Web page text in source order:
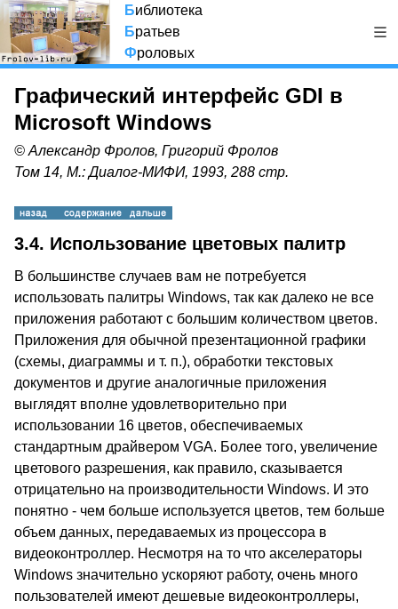
Библиотека
Братьев
Фроловых
Графический интерфейс GDI в
Microsoft Windows
© Александр Фролов, Григорий Фролов
Том 14, М.: Диалог-МИФИ, 1993, 288 стр.
3.4. Использование цветовых палитр
В большинстве случаев вам не потребуется
использовать палитры Windows, так как далеко не все
приложения работают с большим количеством цветов.
Приложения для обычной презентационной графики
(схемы, диаграммы и т. п.), обработки текстовых
документов и другие аналогичные приложения
выглядят вполне удовлетворительно при
использовании 16 цветов, обеспечиваемых
стандартным драйвером VGA. Более того, увеличение
цветового разрешения, как правило, сказывается
отрицательно на производительности Windows. И это
понятно - чем больше используется цветов, тем больше
объем данных, передаваемых из процессора в
видеоконтроллер. Несмотря на то что акселераторы
Windows значительно ускоряют работу, очень много
пользователей имеют дешевые видеоконтроллеры,